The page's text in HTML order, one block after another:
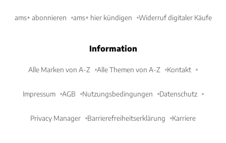
ams+ abonnieren ams+ hier kündigen Widerruf digitaler Käufe
Information
Alle Marken von A-Z Alle Themen von A-Z Kontakt
Impressum AGB Nutzungsbedingungen Datenschutz
Privacy Manager Barrierefreiheitserklärung Karriere